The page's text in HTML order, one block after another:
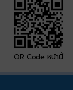
QR Code หน้านี้